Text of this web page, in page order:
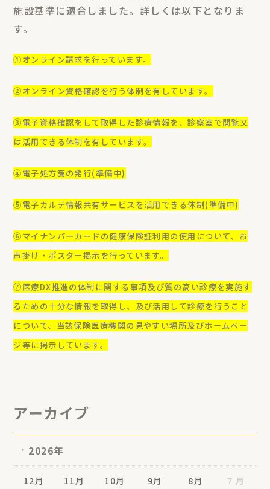
施設基準に適合しました。詳しくは以下となりま
す。
①オンライン請求を行っています。
②オンライン資格確認を行う体制を有しています。
③電子資格確認をして取得した診療情報を、診察室で閲覧又
は活用できる体制を有しています。
④電子処方箋の発行(準備中)
⑤電子カルテ情報共有サービスを活用できる体制(準備中)
⑥マイナンバーカードの健康保険証利用の使用について、お
声掛け・ポスター掲示を行っています。
⑦医療DX推進の体制に関する事項及び質の高い診療を実施す
るための十分な情報を取得し、及び活用して診療を行うこと
について、当該保険医療機関の見やすい場所及びホームペー
ジ等に掲示しています。
アーカイブ
2026年
12月 11月 10月 9月 8月 7 月